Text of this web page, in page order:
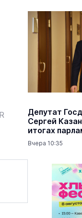
Депутат
Сергей
итогах
Вчера 10:35